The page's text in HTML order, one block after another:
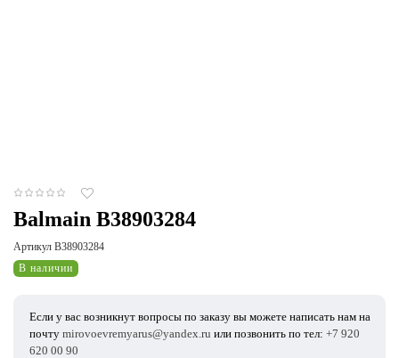
Balmain B38903284
Артикул B38903284
В наличии
Если у вас возникнут вопросы по заказу вы можете написать нам на
почту mirovoevremyarus@yandex.ru или позвонить по тел: +7 920
620 00 90